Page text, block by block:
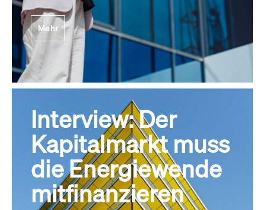
Mehr
Interview: Der
Kapitalmarkt muss
die Energiewende
mitfinanzieren